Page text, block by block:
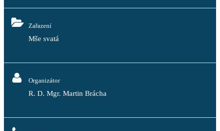
Zařazení
Mše svatá
Organizátor
R. D. Mgr. Martin Brácha